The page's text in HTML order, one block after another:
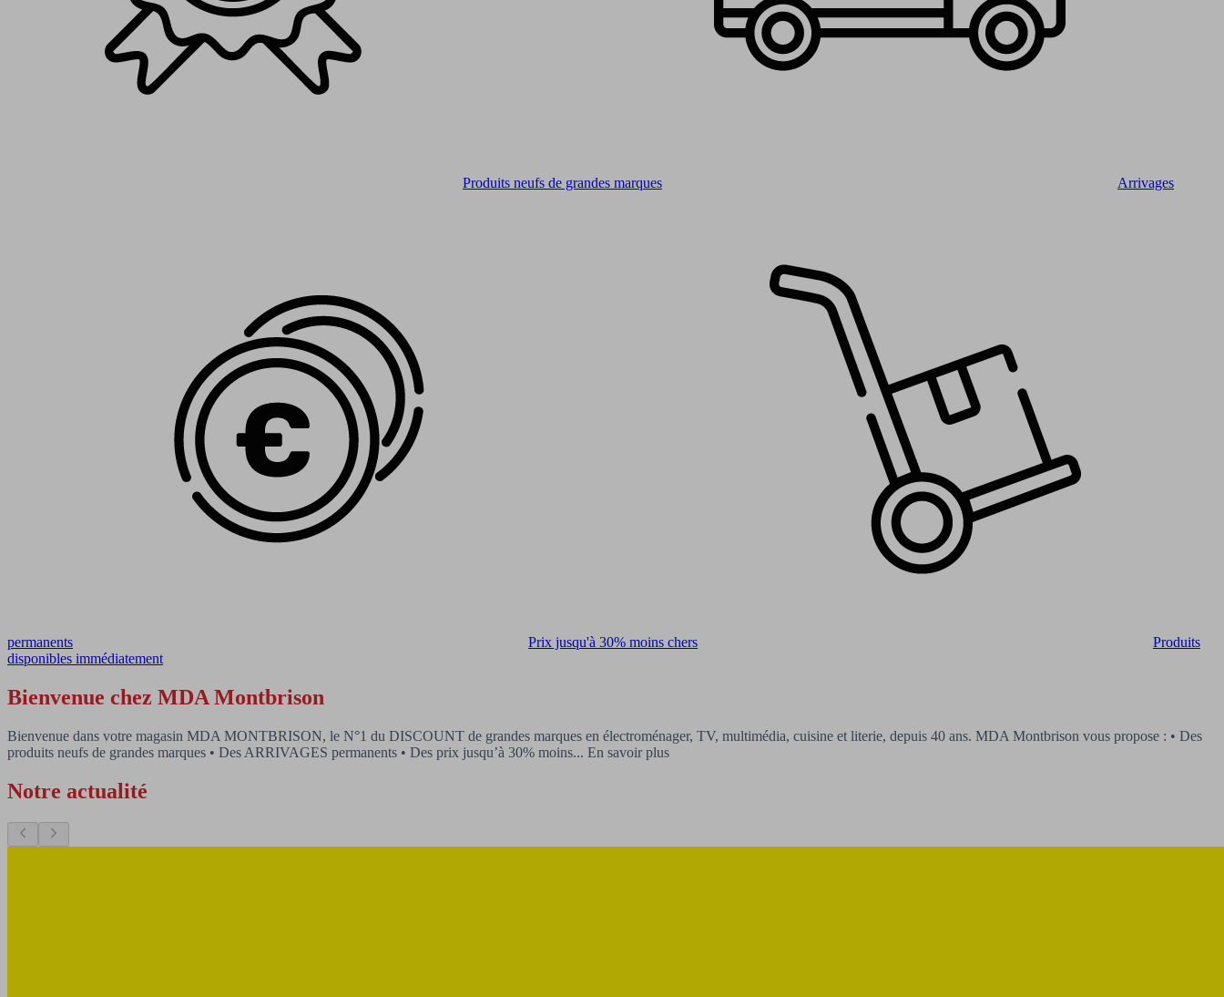
Produits neufs de grandes marques Arrivages
permanents Prix jusqu'à 30% moins chers
Produits
disponibles immédiatement
Bienvenue chez MDA Montbrison
Bienvenue dans votre magasin MDA MONTBRISON, le N°1 du DISCOUNT de grandes marques en électroménager, TV, multimédia, cuisine et literie, depuis 40 ans. MDA Montbrison vous propose : • Des
produits neufs de grandes marques • Des ARRIVAGES permanents • Des prix jusqu’à 30% moins... En savoir plus
Notre actualité